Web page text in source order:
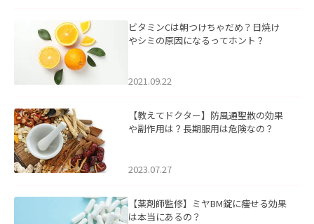
ビタミンCは朝つけちゃだめ？日焼け
やシミの原因になるってホント？
2021.09.22
【教えてドクター】防風通聖散の効果
や副作用は？長期服用は危険なの？
2023.07.27
【薬剤師監修】ミヤBM錠に痩せる効果
は本当にあるの？